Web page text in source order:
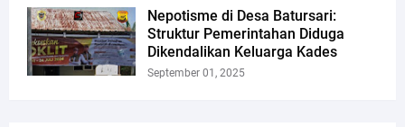
Nepotisme di Desa Batursari:
Struktur Pemerintahan Diduga
Dikendalikan Keluarga Kades
September 01, 2025